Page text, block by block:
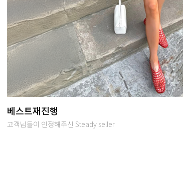
당일발송
오후 2시까지 입금완료시 당일출고